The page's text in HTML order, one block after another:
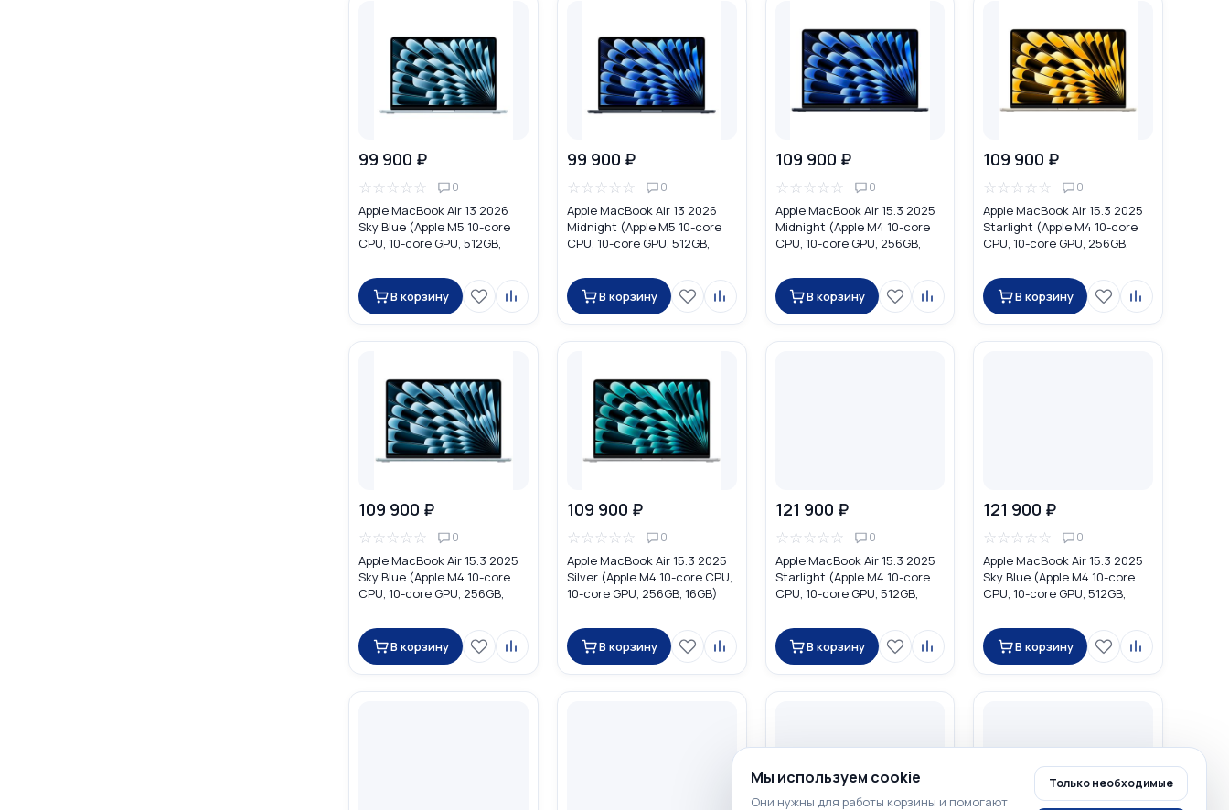
99 900 ₽
☆☆☆☆☆ 0
Apple MacBook Air 13 2026
Sky Blue (Apple M5 10-core
CPU, 10-core GPU, 512GB,
В корзину
99 900 ₽
☆☆☆☆☆ 0
Apple MacBook Air 13 2026
Midnight (Apple M5 10-core
CPU, 10-core GPU, 512GB,
В корзину
109 900 ₽
☆☆☆☆☆ 0
Apple MacBook Air 15.3 2025
Midnight (Apple M4 10-core
CPU, 10-core GPU, 256GB,
В корзину
109 900 ₽
☆☆☆☆☆ 0
Apple MacBook Air 15.3 2025
Starlight (Apple M4 10-core
CPU, 10-core GPU, 256GB,
В корзину
109 900 ₽
☆☆☆☆☆ 0
Apple MacBook Air 15.3 2025
Sky Blue (Apple M4 10-core
CPU, 10-core GPU, 256GB,
В корзину
109 900 ₽
☆☆☆☆☆ 0
Apple MacBook Air 15.3 2025
Silver (Apple M4 10-core CPU,
10-core GPU, 256GB, 16GB)
В корзину
121 900 ₽
☆☆☆☆☆ 0
Apple MacBook Air 15.3 2025
Starlight (Apple M4 10-core
CPU, 10-core GPU, 512GB,
В корзину
121 900 ₽
☆☆☆☆☆ 0
Apple MacBook Air 15.3 2025
Sky Blue (Apple M4 10-core
CPU, 10-core GPU, 512GB,
В корзину
Мы используем cookie
Они нужны для работы корзины и помогают
Только необходимые